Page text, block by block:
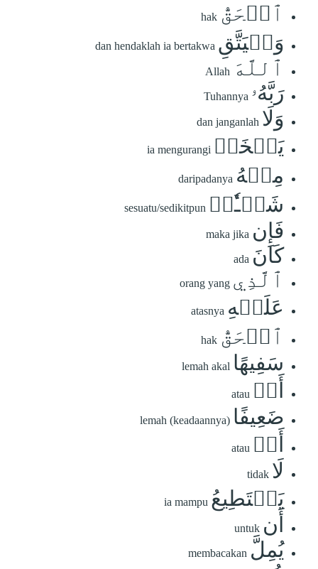
ٱلۡحَقُّ hak
وَلۡيَتَّقِ dan hendaklah ia bertakwa
ٱللَّهَ Allah
رَبَّهُۥ Tuhannya
وَلَا dan janganlah
يَبۡخَسۡ ia mengurangi
مِنۡهُ daripadanya
شَيۡـٔٗاۚ sesuatu/sedikitpun
فَإِن maka jika
كَانَ ada
ٱلَّذِي orang yang
عَلَيۡهِ atasnya
ٱلۡحَقُّ hak
سَفِيهًا lemah akal
أَوۡ atau
ضَعِيفًا lemah (keadaannya)
أَوۡ atau
لَا tidak
يَسۡتَطِيعُ ia mampu
أَن untuk
يُمِلَّ membacakan